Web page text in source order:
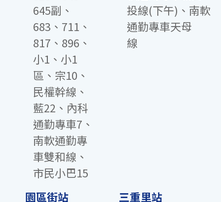
645副、
683、711、
817、896、
小1、小1
區、宗10、
民權幹線、
藍22、內科
通勤專車7、
南軟通勤專
車雙和線、
市民小巴15
投線(下午)、南軟
通勤專車天母
線
園區街站
三重里站